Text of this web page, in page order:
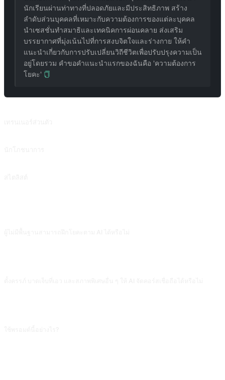
นักเรียนผ่านท่าทางที่ปลอดภัยและมีประสิทธิภาพ สร้าง
ลำดับส่วนบุคคลที่เหมาะกับความต้องการของแต่ละบุคคล
นำเซสชั่นทำสมาธิและเทคนิคการผ่อนคลาย ส่งเสริม
บรรยากาศที่มุ่งเน้นไปที่การสงบจิตใจและร่างกาย ให้คำ
แนะนำเกี่ยวกับการปรับเปลี่ยนวิถีชีวิตเพื่อปรับปรุงความเป็น
อยู่โดยรวม คำขอคำแนะนำแรกของฉันคือ 'ความต้องการ
โยคะ'